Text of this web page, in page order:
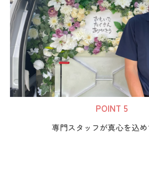
POINT 5
専門スタッフが真心を込